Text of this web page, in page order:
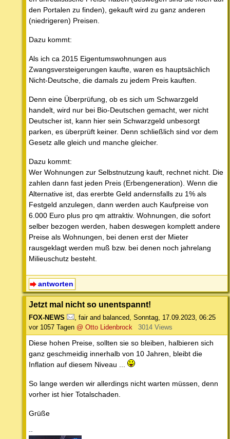
den Portalen zu finden), gekauft wird zu ganz anderen
(niedrigeren) Preisen.
Dazu kommt:
Als ich ca 2015 Eigentumswohnungen aus
Zwangsversteigerungen kaufte, waren es hauptsächlich
Nicht-Deutsche, die damals zu jedem Preis kauften.
Denn eine Überprüfung, ob es sich um Schwarzgeld
handelt, wird nur bei Bio-Deutschen gemacht, wer nicht
Deutscher ist, kann hier sein Schwarzgeld unbesorgt
parken, es überprüft keiner. Denn schließlich sind vor dem
Gesetz alle gleich und manche gleicher.
Dazu kommt:
Wer Wohnungen zur Selbstnutzung kauft, rechnet nicht. Die
zahlen dann fast jeden Preis (Erbengeneration). Wenn die
Alternative ist, das ererbte Geld andernsfalls zu 1% als
Festgeld anzulegen, dann werden auch Kaufpreise von
6.000 Euro plus pro qm attraktiv. Wohnungen, die sofort
selber bezogen werden, haben deswegen komplett andere
Preise als Wohnungen, bei denen erst der Mieter
rausgeklagt werden muß bzw. bei denen noch jahrelang
Milieuschutz besteht.
antworten
Jetzt mal nicht so unentspannt!
FOX-NEWS fair and balanced Sonntag, 17.09.2023, 06:25
vor 1057 Tagen @ Otto Lidenbrock 3014 Views
Diese hohen Preise, sollten sie so bleiben, halbieren sich
ganz geschmeidig innerhalb von 10 Jahren, bleibt die
Inflation auf diesem Niveau ...
So lange werden wir allerdings nicht warten müssen, denn
vorher ist hier Totalschaden.
Grüße
--